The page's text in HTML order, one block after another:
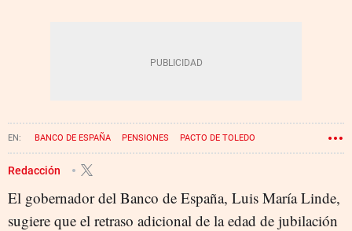
BANCO DE ESPAÑA PENSIONES PACTO DE TOLEDO
Redacción
El gobernador del Banco de España, Luis María Linde,
sugiere que el retraso adicional de la edad de jubilación